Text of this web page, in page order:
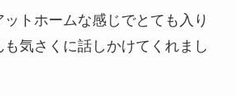
トホームな感じでとても入り
気さくに話しかけてくれまし